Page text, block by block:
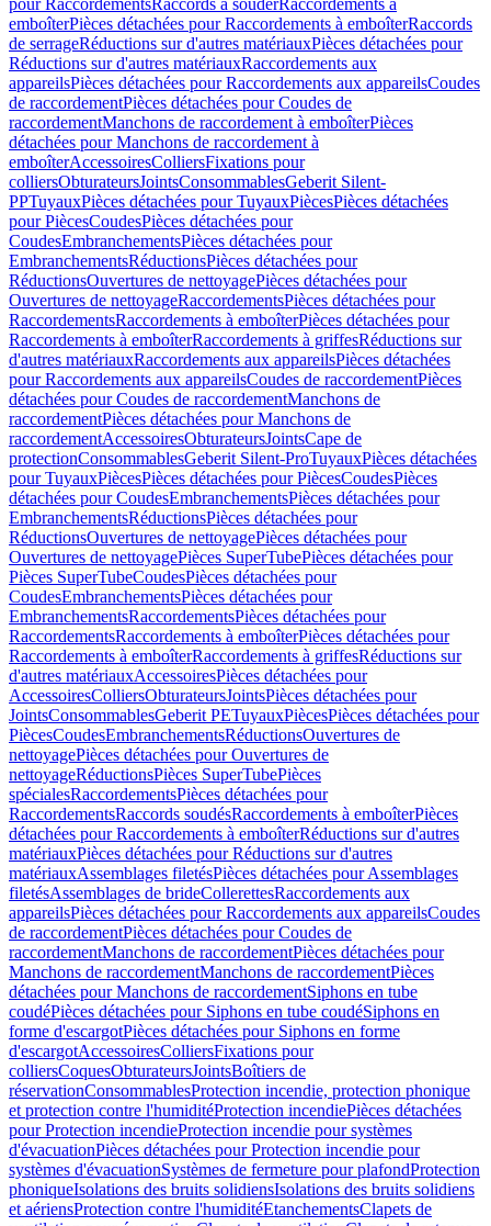
pour RaccordementsRaccords à souderRaccordements à
emboîterPièces détachées pour Raccordements à emboîterRaccords
de serrageRéductions sur d'autres matériauxPièces détachées pour
Réductions sur d'autres matériauxRaccordements aux
appareilsPièces détachées pour Raccordements aux appareilsCoudes
de raccordementPièces détachées pour Coudes de
raccordementManchons de raccordement à emboîterPièces
détachées pour Manchons de raccordement à
emboîterAccessoiresColliersFixations pour
colliersObturateursJointsConsommablesGeberit Silent-
PPTuyauxPièces détachées pour TuyauxPiècesPièces détachées
pour PiècesCoudesPièces détachées pour
CoudesEmbranchementsPièces détachées pour
EmbranchementsRéductionsPièces détachées pour
RéductionsOuvertures de nettoyagePièces détachées pour
Ouvertures de nettoyageRaccordementsPièces détachées pour
RaccordementsRaccordements à emboîterPièces détachées pour
Raccordements à emboîterRaccordements à griffesRéductions sur
d'autres matériauxRaccordements aux appareilsPièces détachées
pour Raccordements aux appareilsCoudes de raccordementPièces
détachées pour Coudes de raccordementManchons de
raccordementPièces détachées pour Manchons de
raccordementAccessoiresObturateursJointsCape de
protectionConsommablesGeberit Silent-ProTuyauxPièces détachées
pour TuyauxPiècesPièces détachées pour PiècesCoudesPièces
détachées pour CoudesEmbranchementsPièces détachées pour
EmbranchementsRéductionsPièces détachées pour
RéductionsOuvertures de nettoyagePièces détachées pour
Ouvertures de nettoyagePièces SuperTubePièces détachées pour
Pièces SuperTubeCoudesPièces détachées pour
CoudesEmbranchementsPièces détachées pour
EmbranchementsRaccordementsPièces détachées pour
RaccordementsRaccordements à emboîterPièces détachées pour
Raccordements à emboîterRaccordements à griffesRéductions sur
d'autres matériauxAccessoiresPièces détachées pour
AccessoiresColliersObturateursJointsPièces détachées pour
JointsConsommablesGeberit PETuyauxPiècesPièces détachées pour
PiècesCoudesEmbranchementsRéductionsOuvertures de
nettoyagePièces détachées pour Ouvertures de
nettoyageRéductionsPièces SuperTubePièces
spécialesRaccordementsPièces détachées pour
RaccordementsRaccords soudésRaccordements à emboîterPièces
détachées pour Raccordements à emboîterRéductions sur d'autres
matériauxPièces détachées pour Réductions sur d'autres
matériauxAssemblages filetésPièces détachées pour Assemblages
filetésAssemblages de brideCollerettesRaccordements aux
appareilsPièces détachées pour Raccordements aux appareilsCoudes
de raccordementPièces détachées pour Coudes de
raccordementManchons de raccordementPièces détachées pour
Manchons de raccordementManchons de raccordementPièces
détachées pour Manchons de raccordementSiphons en tube
coudéPièces détachées pour Siphons en tube coudéSiphons en
forme d'escargotPièces détachées pour Siphons en forme
d'escargotAccessoiresColliersFixations pour
colliersCoquesObturateursJointsBoîtiers de
réservationConsommablesProtection incendie, protection phonique
et protection contre l'humiditéProtection incendiePièces détachées
pour Protection incendieProtection incendie pour systèmes
d'évacuationPièces détachées pour Protection incendie pour
systèmes d'évacuationSystèmes de fermeture pour plafondProtection
phoniqueIsolations des bruits solidiensIsolations des bruits solidiens
et aériensProtection contre l'humiditéEtanchementsClapets de